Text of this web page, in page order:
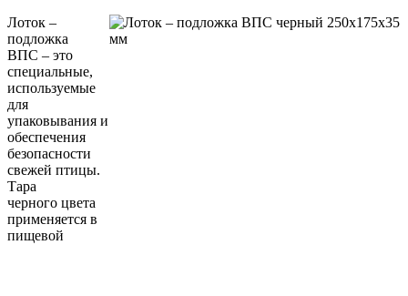
Лоток –
подложка
ВПС – это
специальные,
используемые
для
упаковывания и
обеспечения
безопасности
свежей птицы.
Тара
черного цвета
применяется в
пищевой